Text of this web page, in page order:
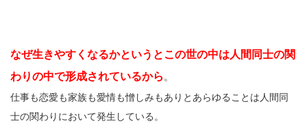
なぜ生きやすくなるかというとこの世の中は人間同士の関
わりの中で形成されているから 。
仕事も恋愛も家族も愛情も憎しみもありとあらゆることは人間同
士の関わりにおいて発生している。